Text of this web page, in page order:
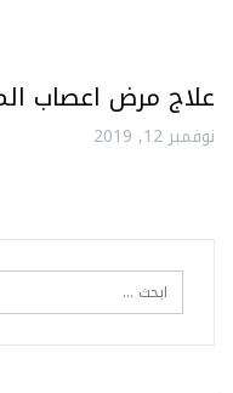
علاج مرض اعصاب
نوفمبر 12, 2019